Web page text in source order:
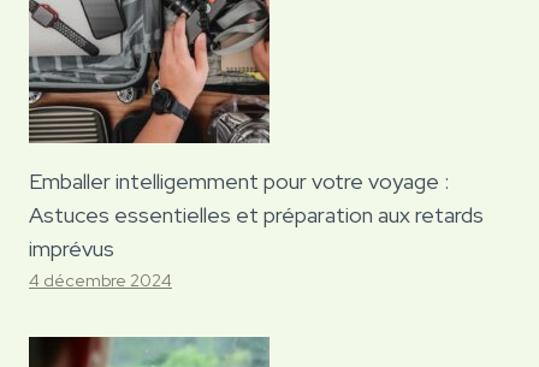
Emballer intelligemment pour votre voyage :
Astuces essentielles et préparation aux retards
imprévus
4 décembre 2024